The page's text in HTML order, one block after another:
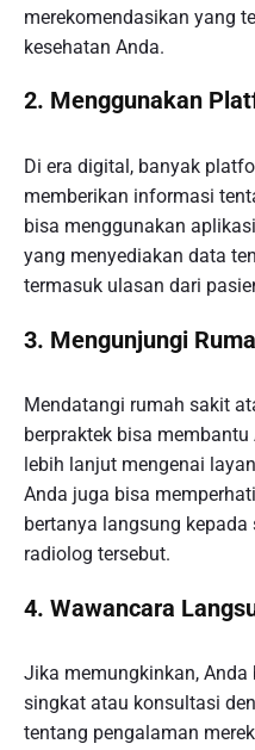
merekomendasikan yang
kesehatan Anda.
2. Menggunakan
Di era digital, banyak
memberikan informasi
bisa menggunakan
yang menyediakan data
termasuk ulasan dari
3. Mengunjungi
Mendatangi rumah sakit
berpraktek bisa
lebih lanjut mengenai
Anda juga bisa
bertanya langsung
radiolog tersebut.
4. Wawancara
Jika memungkinkan,
singkat atau konsultasi
tentang pengalaman